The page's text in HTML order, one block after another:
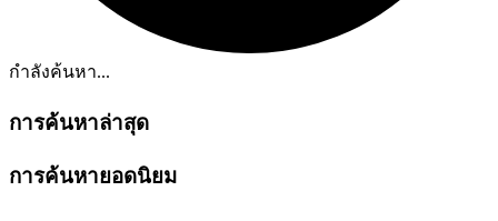
กำลังค้นหา...
การค้นหาล่าสุด
การค้นหายอดนิยม